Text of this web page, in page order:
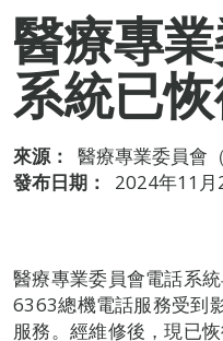
醫療專
系統已
來源：
醫療專業委員會（
發布日期：
2024年11月
醫療專業委員會電話系
6363總機電話服務受到
服務。經維修後，現已恢